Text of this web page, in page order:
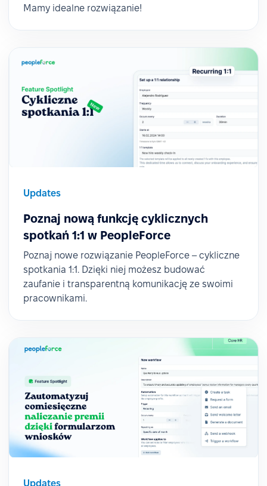
Mamy idealne rozwiązanie!
Updates
Poznaj nową funkcję cyklicznych
spotkań 1:1 w PeopleForce
Poznaj nowe rozwiązanie PeopleForce – cykliczne
spotkania 1:1. Dzięki niej możesz budować
zaufanie i transparentną komunikację ze swoimi
pracownikami.
Updates